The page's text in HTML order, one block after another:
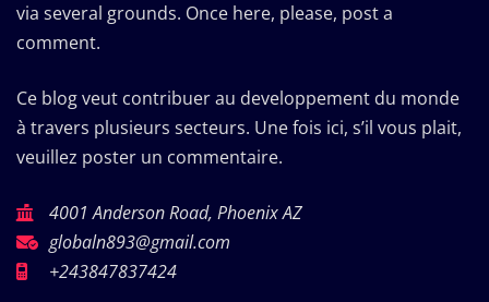
via several grounds. Once here, please, post a
comment.
Ce blog veut contribuer au developpement du monde
à travers plusieurs secteurs. Une fois ici, s’il vous plait,
veuillez poster un commentaire.
4001 Anderson Road, Phoenix AZ
globaln893@gmail.com
+243847837424